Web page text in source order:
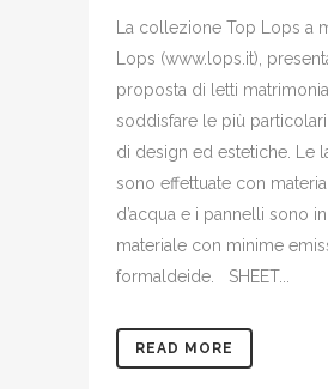
La collezione Top Lops a
Lops (www.lops.it),
proposta di letti
soddisfare le più
di design ed estetiche. Le
sono effettuate con
d’acqua e i pannelli sono
materiale con minime
formaldeide. SHEET...
READ MORE